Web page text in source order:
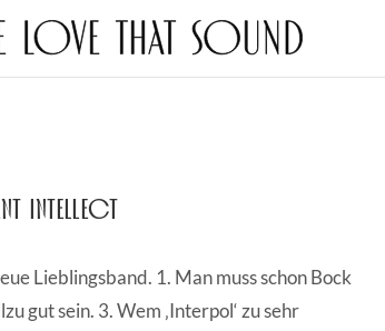
Intellect
Lieblingsband. 1. Man muss schon Bock
gut sein. 3. Wem ‚Interpol‘ zu sehr